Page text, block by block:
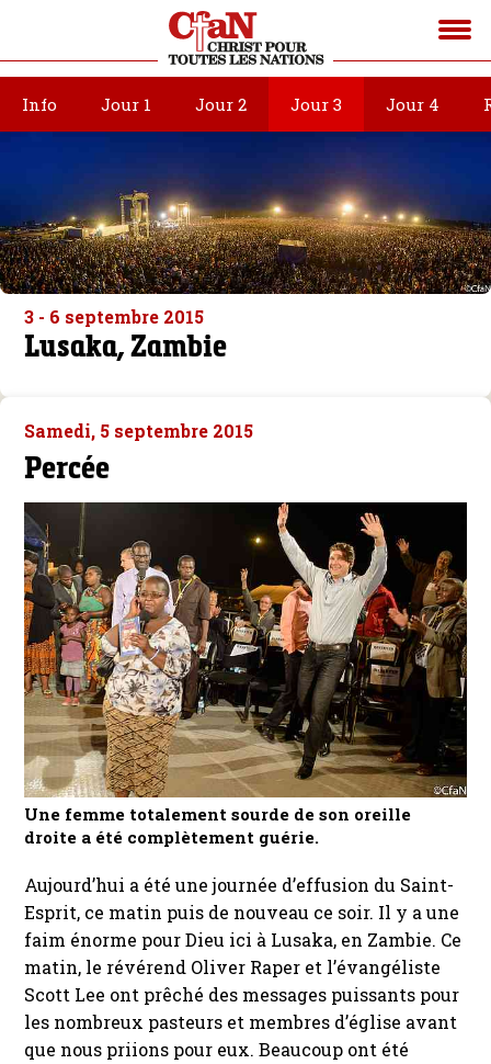
Info Jour 1 Jour 2 Jour 3 Jour 4
3 - 6 septembre 2015
Lusaka, Zambie
Samedi, 5 septembre 2015
Percée
Une femme totalement sourde de son oreille
droite a été complètement guérie.
Aujourd’hui a été une journée d’effusion du Saint-
Esprit, ce matin puis de nouveau ce soir. Il y a une
faim énorme pour Dieu ici à Lusaka, en Zambie. Ce
matin, le révérend Oliver Raper et l’évangéliste
Scott Lee ont prêché des messages puissants pour
les nombreux pasteurs et membres d’église avant
que nous priions pour eux. Beaucoup ont été